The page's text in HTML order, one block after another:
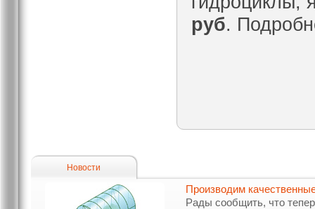
руб.
Новости
Производим
Рады сообщить, что